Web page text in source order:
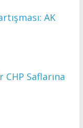
AK
Saflarına